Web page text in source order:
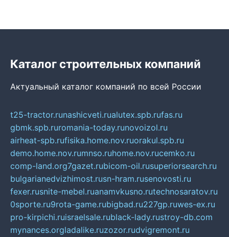
Каталог строительных компаний
Актуальный каталог компаний по всей России
t25-tractor.runashicveti.rualutex.spb.rufas.ru
gbmk.spb.ruromania-today.runovoizol.ru
airheat-spb.rufisika.home.nov.ruorakul.spb.ru
demo.home.nov.rumnso.ruhome.nov.rucemko.ru
comp-land.org7gazet.rubicom-oil.rusuperiorsearch.ru
bulgarianedvizhimost.rusn-hram.rusenovosti.ru
fexer.rusnite-mebel.ruanamvkusno.rutechnosaratov.ru
0sporte.ru9rota-game.rubigbad.ru227gp.ruwes-ex.ru
pro-kirpichi.ruisraelsale.rublack-lady.rustroy-db.com
mynances.orgladalike.ruzozor.rudvigremont.ru